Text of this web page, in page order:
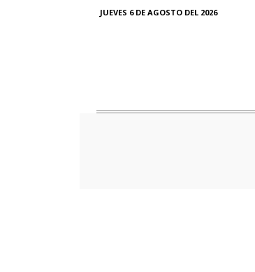
JUEVES 6 DE AGOSTO DEL 2026